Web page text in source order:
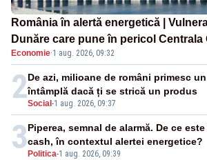
România în alertă energetică |
Dunăre care pune în pericol Centrala
cunoscută de pe vremea lui
Economie·1 aug. 2026, 09:32
2Social -1 aug. 2026, 09:37
De azi, milioane de români primesc
întâmplă dacă ți se strică un produs
3 Politica-1 aug. 2026, 09:39
Piperea, semnal de alarmă. De ce
cash, în contextul alertei energetice?